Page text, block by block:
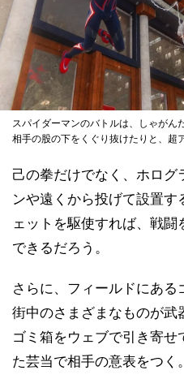
スパイダーマンのバトルは、しゃがん
相手の股の下をくぐり抜けたりと、超
己の拳だけでなく、ホログ
ンや遠くから投げて設置
ェットを駆使すれば、戦
できるだろう。
さらに、フィールドにある
街中のさまざまなものが武
ゴミ箱をウェブで引き寄
た芸当で相手の意表をつく。